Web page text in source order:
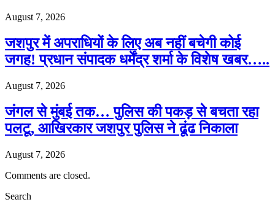
August 7, 2026
जशपुर में अपराधियों के लिए अब नहीं बचेगी कोई
जगह! प्रधान संपादक धर्मेंद्र शर्मा के विशेष खबर…..
August 7, 2026
जंगल से मुंबई तक… पुलिस की पकड़ से बचता रहा
पलटू, आखिरकार जशपुर पुलिस ने ढूंढ निकाला
August 7, 2026
Comments are closed.
Search